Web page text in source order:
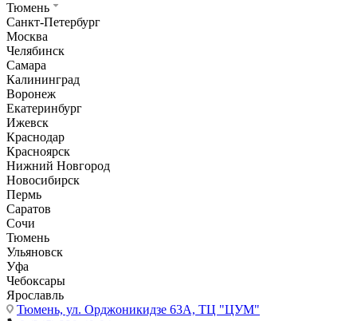
Тюмень
Санкт-Петербург
Москва
Челябинск
Самара
Калининград
Воронеж
Екатеринбург
Ижевск
Краснодар
Красноярск
Нижний Новгород
Новосибирск
Пермь
Саратов
Сочи
Тюмень
Ульяновск
Уфа
Чебоксары
Ярославль
Тюмень, ул. Орджоникидзе 63А, ТЦ "ЦУМ"